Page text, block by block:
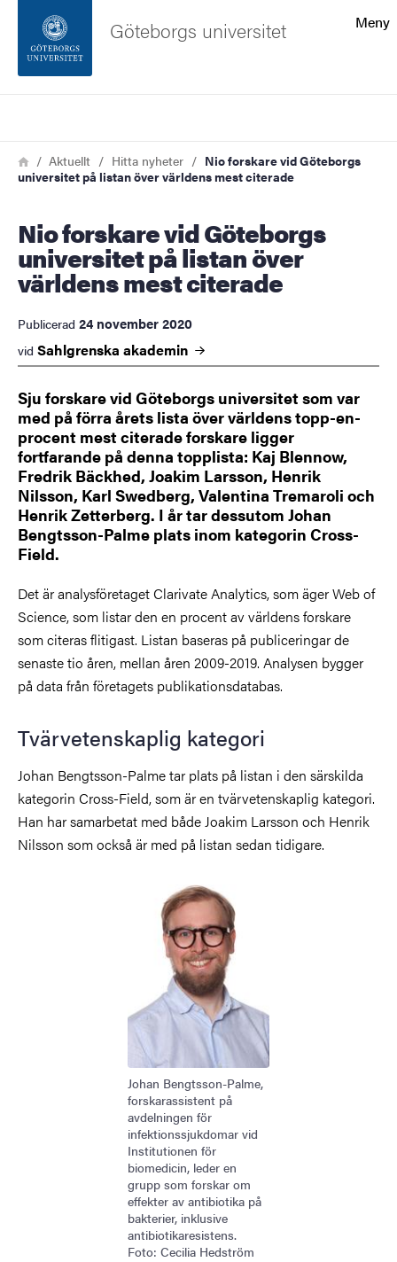
Sidfoten
Om webbplatsen
Meny
Göteborgs universitet
Länkstig
HemAktuellt Hitta nyheter
Nio forskare vid Göteborgs
universitet på listan över världens mest citerade
Nio forskare vid Göteborgs
universitet på listan över
världens mest citerade
Publicerad 24 november 2020
vid Sahlgrenska akademin
Sju forskare vid Göteborgs universitet som var
med på förra årets lista över världens topp-en-
procent mest citerade forskare ligger
fortfarande på denna topplista: Kaj Blennow,
Fredrik Bäckhed, Joakim Larsson, Henrik
Nilsson, Karl Swedberg, Valentina Tremaroli och
Henrik Zetterberg. I år tar dessutom Johan
Bengtsson-Palme plats inom kategorin Cross-
Field.
Det är analysföretaget Clarivate Analytics, som äger Web of
Science, som listar den en procent av världens forskare
som citeras flitigast. Listan baseras på publiceringar de
senaste tio åren, mellan åren 2009-2019. Analysen bygger
på data från företagets publikationsdatabas.
Tvärvetenskaplig kategori
Johan Bengtsson-Palme tar plats på listan i den särskilda
kategorin Cross-Field, som är en tvärvetenskaplig kategori.
Han har samarbetat med både Joakim Larsson och Henrik
Nilsson som också är med på listan sedan tidigare.
Johan Bengtsson-Palme,
forskarassistent på
avdelningen för
infektionssjukdomar vid
Institutionen för
biomedicin, leder en
grupp som forskar om
effekter av antibiotika på
bakterier, inklusive
antibiotikaresistens.
Foto: Cecilia Hedström